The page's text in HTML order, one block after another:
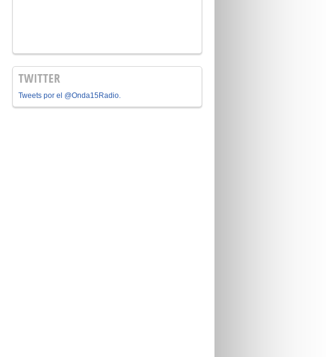
TWITTER
Tweets por el @Onda15Radio.